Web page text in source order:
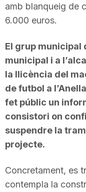
amb blanqueig de
6.000 euros.
El grup municipal
municipal i a
la llicència del
de futbol a
fet públic un
consistori on
suspendre la
projecte.
Concretament, es
contempla la